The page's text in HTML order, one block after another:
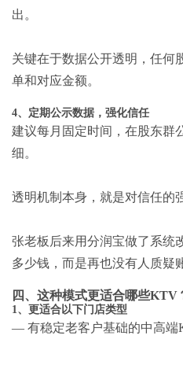
出。
关键在于数据公开透明，任何
单和对应金额。
4、定期公示数据，强化信任
建议每月固定时间，在股东群
细。
透明机制本身，就是对信任的
张老板后来用分润宝做了系统
多少钱，而是再也没有人质疑
四、这种模式更适合哪些KTV
1、更适合以下门店类型
— 有稳定老客户基础的中高端